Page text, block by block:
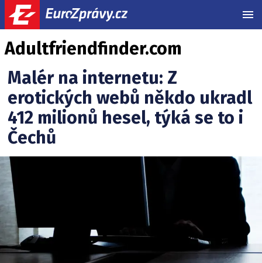
Adultfriendfinder.com
Malér na internetu: Z
erotických webů někdo ukradl
412 milionů hesel, týká se to i
Čechů